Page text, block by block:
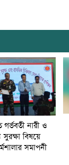
গর্ভবতী নারী ও
সুরক্ষা বিষয়ে
সমাপনী